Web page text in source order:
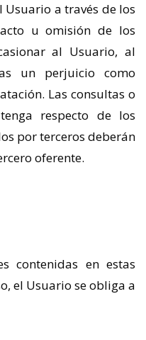
Usuario a través de los
u omisión de los
al Usuario, al
un perjuicio como
Las consultas o
respecto de los
por terceros deberán
oferente.
contenidas en estas
el Usuario se obliga a